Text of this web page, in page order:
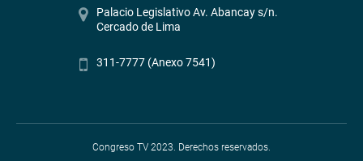
Palacio Legislativo Av. Abancay s/n.
Cercado de Lima
311-7777 (Anexo 7541)
Congreso TV 2023. Derechos reservados.